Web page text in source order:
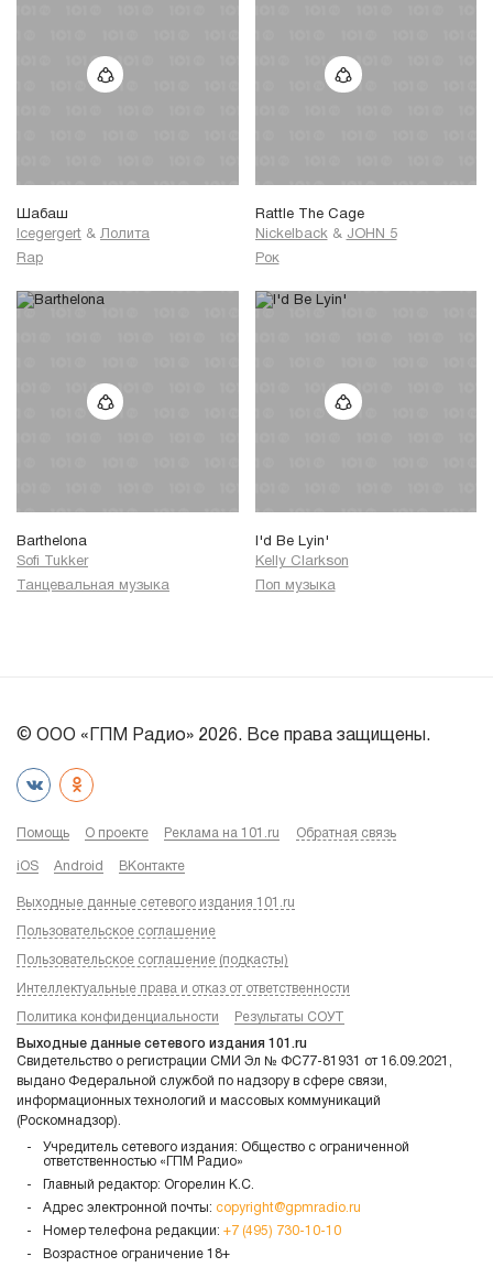
Шабаш
Icegergert & Лолита
Rap
Rattle The Cage
Nickelback & JOHN 5
Рок
Barthelona
Sofi Tukker
Танцевальная музыка
I'd Be Lyin'
Kelly Clarkson
Поп музыка
© ООО «ГПМ Радио» 2026. Все права защищены.
Помощь О проекте Реклама на 101.ru Обратная связь
iOS Android ВКонтакте
Выходные данные сетевого издания 101.ru
Пользовательское соглашение
Пользовательское соглашение (подкасты)
Интеллектуальные права и отказ от ответственности
Политика конфиденциальности Результаты СОУТ
Выходные данные сетевого издания 101.ru
Свидетельство о регистрации СМИ Эл № ФС77-81931 от 16.09.2021,
выдано Федеральной службой по надзору в сфере связи,
информационных технологий и массовых коммуникаций
(Роскомнадзор).
Учредитель сетевого издания: Общество с ограниченной
ответственностью «ГПМ Радио»
Главный редактор: Огорелин К.С.
Адрес электронной почты: copyright@gpmradio.ru
Номер телефона редакции: +7 (495) 730-10-10
Возрастное ограничение 18+